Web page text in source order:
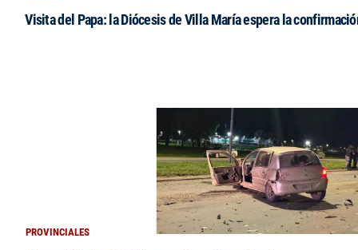
Visita del Papa: la Diócesis de Villa María espera la
PROVINCIALES